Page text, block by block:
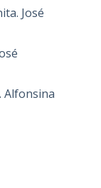
José
Alfonsina